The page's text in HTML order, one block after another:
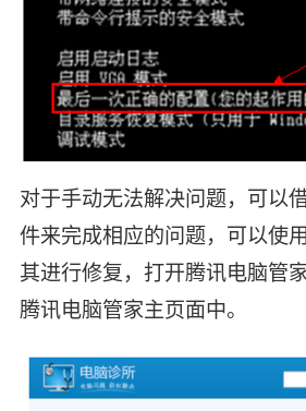
对于手动无法解决问题，可以
件来完成相应的问题，可以使
其进行修复，打开腾讯电脑管
腾讯电脑管家主页面中。